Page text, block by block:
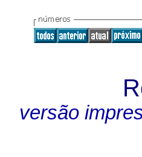
versão